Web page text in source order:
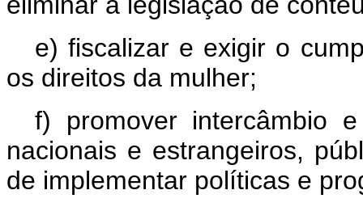
e) fiscalizar e exigir o
os direitos da mulher;
f) promover intercâmbio
nacionais e estrangeiros,
de implementar políticas e